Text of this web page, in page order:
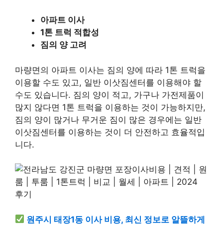
아파트 이사
1톤 트럭 적합성
짐의 양 고려
마량면의 아파트 이사는 짐의 양에 따라 1톤 트럭을
이용할 수도 있고, 일반 이삿짐센터를 이용해야 할
수도 있습니다. 짐의 양이 적고, 가구나 가전제품이
많지 않다면 1톤 트럭을 이용하는 것이 가능하지만,
짐의 양이 많거나 무거운 짐이 많은 경우에는 일반
이삿짐센터를 이용하는 것이 더 안전하고 효율적입
니다.
원주시 태장1동 이사 비용, 최신 정보로 알뜰하게